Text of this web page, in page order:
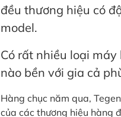
đều thương hiệu có
model.
Có rất nhiều loại
nào bền với gia cả
Hàng chục năm qua,
của các thương hiệu hàng